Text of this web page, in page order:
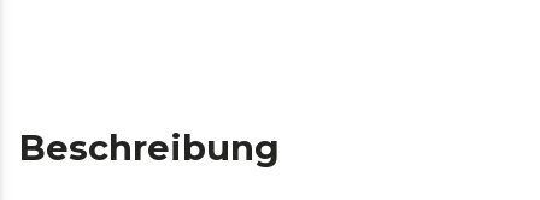
Beschreibung